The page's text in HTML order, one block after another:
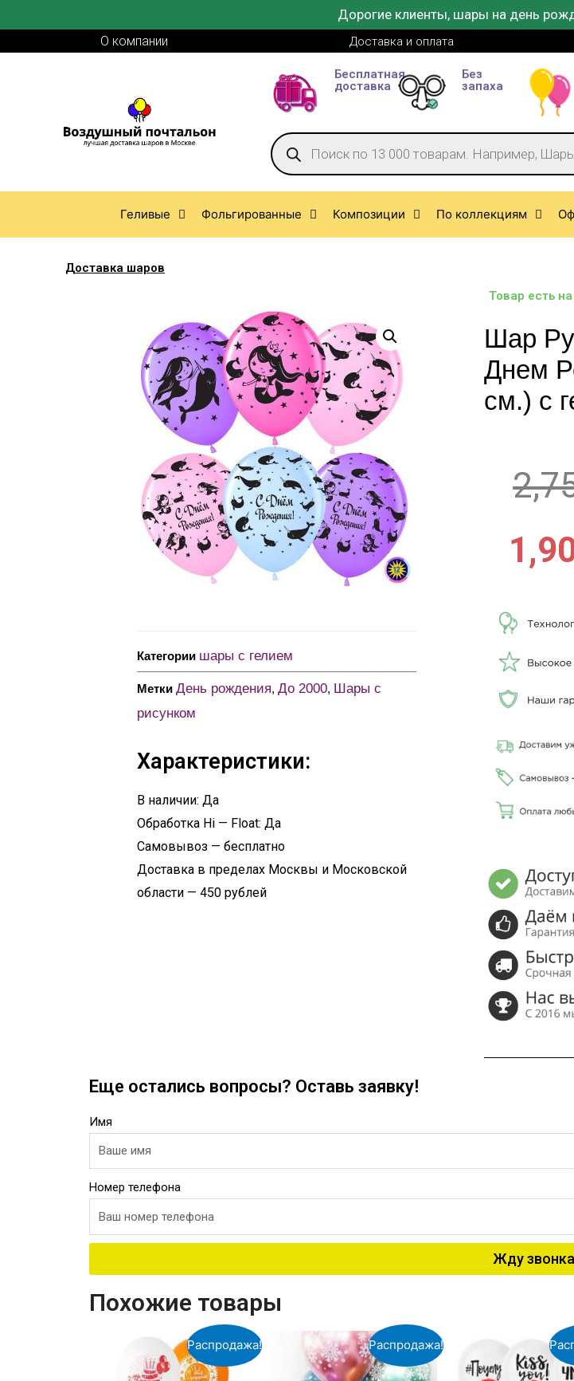
Дорогие клиенты, шары на день
О компании Доставка и оплата
Бесплатная
доставка
Без
запаха
Геливые Фольгированные Композиции По коллекциям
Доставка шаров
Категории шары с гелием
Метки День рождения, До 2000, Шары с
рисунком
Характеристики:
В наличии: Да
Обработка Hi — Float: Да
Самовывоз — бесплатно
Доставка в пределах Москвы и Московской
области — 450 рублей
Товар есть
Шар
Днем
см.) с
Еще остались вопросы? Оставь заявку!
Имя
Номер телефона
Жду
Похожие товары
Распродажа! Распродажа!